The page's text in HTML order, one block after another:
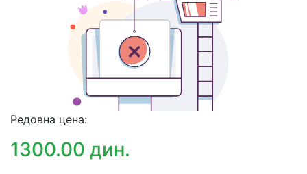
Редовна цена:
1300.00 дин.